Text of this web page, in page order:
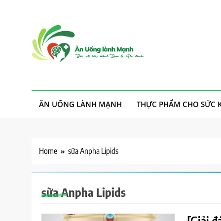
ĂN UỐNG LÀNH MẠNH THỰC PHẨM CHO SỨC
Home sữa Anpha Lipids
sữa Anpha Lipids